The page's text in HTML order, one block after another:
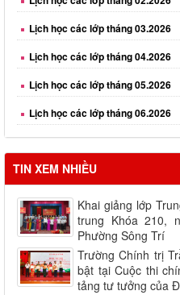
Lịch học các lớp tháng 04.2026
Lịch học các lớp tháng 05.2026
Lịch học các lớp tháng 06.2026
Lịch học các lớp tháng 08.2026
TIN XEM NHIỀU
Khai giảng lớp
trung Khóa 210,
Phường Sông Trí
Trường Chính trị
bật tại Cuộc thi
tảng tư tưởng của